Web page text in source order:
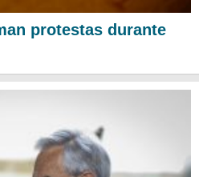
protestas durante